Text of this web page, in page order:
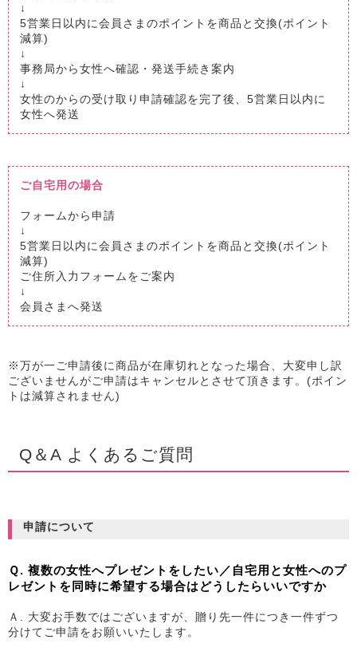
↓
5営業日以内に会員さまのポイントを商品と交換(ポイント
減算)
↓
事務局から女性へ確認・発送手続き案内
↓
女性のからの受け取り申請確認を完了後、5営業日以内に
女性へ発送
ご自宅用の場合
フォームから申請
↓
5営業日以内に会員さまのポイントを商品と交換(ポイント
減算)
ご住所入力フォームをご案内
↓
会員さまへ発送
※万が一ご申請後に商品が在庫切れとなった場合、大変申し訳
ございませんがご申請はキャンセルとさせて頂きます。(ポイン
トは減算されません)
Q＆A よくあるご質問
申請について
Ｑ. 複数の女性へプレゼントをしたい／自宅用と女性へのプ
レゼントを同時に希望する場合はどうしたらいいですか
Ａ. 大変お手数ではございますが、贈り先一件につき一件ずつ
分けてご申請をお願いいたします。